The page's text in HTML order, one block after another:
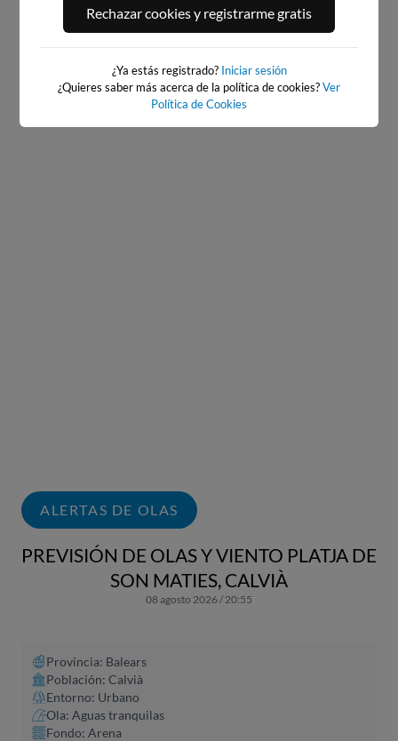
PORT ANDRATX
13km · Andratx
PLAYA DE SITGES
0.1 m CHOPI
ALERTAS DE OLAS
PREVISIÓN DE OLAS Y VIENTO PLATJA DE
SON MATIES, CALVIÀ
08 agosto 2026 / 20:55
Provincia: Balears
Población: Calvià
Entorno: Urbano
Ola: Aguas tranquilas
Fondo: Arena
Rechazar cookies y registrarme gratis
¿Ya estás registrado? Iniciar sesión
¿Quieres saber más acerca de la política de cookies?Ver
Política de Cookies